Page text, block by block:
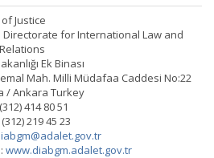
Justice
Directorate for International Law and
Ek Binası
Mah. Milli Müdafaa Caddesi No:22
/ Ankara Turkey
414 80 51
219 45 23
www.diabgm.adalet.gov.tr